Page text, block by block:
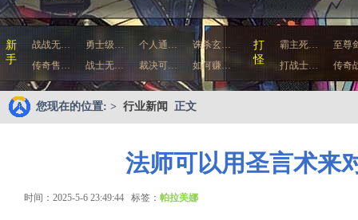
车
新
手
战战无… 勇士级… 个人通…
诛杀玄…
传奇售…
战士无… 裁决可… 如何赚…
打
怪
霸主死…
至尊
打战士…
传奇
您现在的位置: > 行业新闻 正文
法师可以用圣言术来
时间：2025-5-6 23:49:44 标签： 帕拉美娜